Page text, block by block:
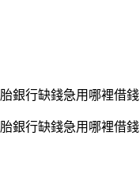
銀行缺錢急用哪裡借錢
銀行缺錢急用哪裡借錢